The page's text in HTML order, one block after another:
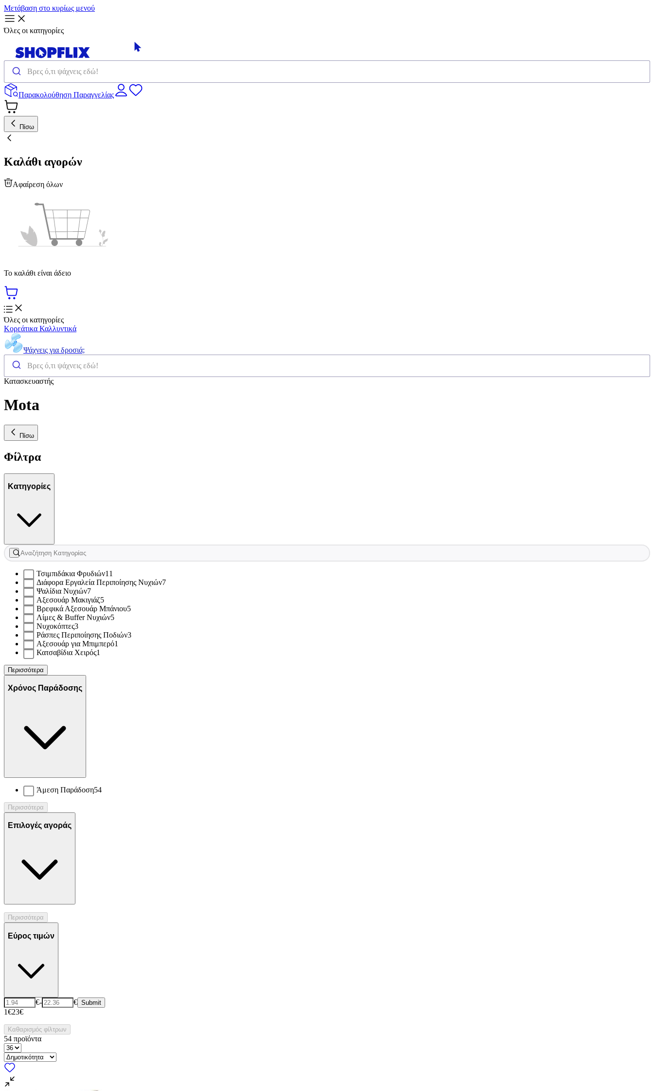
Μετάβαση στο κυρίως μενού
Όλες οι κατηγορίες
Παρακολούθηση Παραγγελίας
Πίσω
Καλάθι αγορών
Αφαίρεση όλων
Το καλάθι είναι άδειο
Όλες οι κατηγορίες
Κορεάτικα Καλλυντικά
Ψάχνεις για δροσιά;
Κατασκευαστής
Mota
Πίσω
Φίλτρα
Κατηγορίες
Τσιμπιδάκια Φρυδιών11
Διάφορα Εργαλεία Περιποίησης Νυχιών7
Ψαλίδια Νυχιών7
Αξεσουάρ Μακιγιάζ5
Βρεφικά Αξεσουάρ Μπάνιου5
Λίμες & Buffer Νυχιών5
Νυχοκόπτες3
Ράσπες Περιποίησης Ποδιών3
Αξεσουάρ για Μπιμπερό1
Κατσαβίδια Χειρός1
Περισσότερα
Χρόνος Παράδοσης
Άμεση Παράδοση54
Περισσότερα
Επιλογές αγοράς
Περισσότερα
Εύρος τιμών
€- € Submit
1€23€
Καθαρισμός φίλτρων
54 προϊόντα